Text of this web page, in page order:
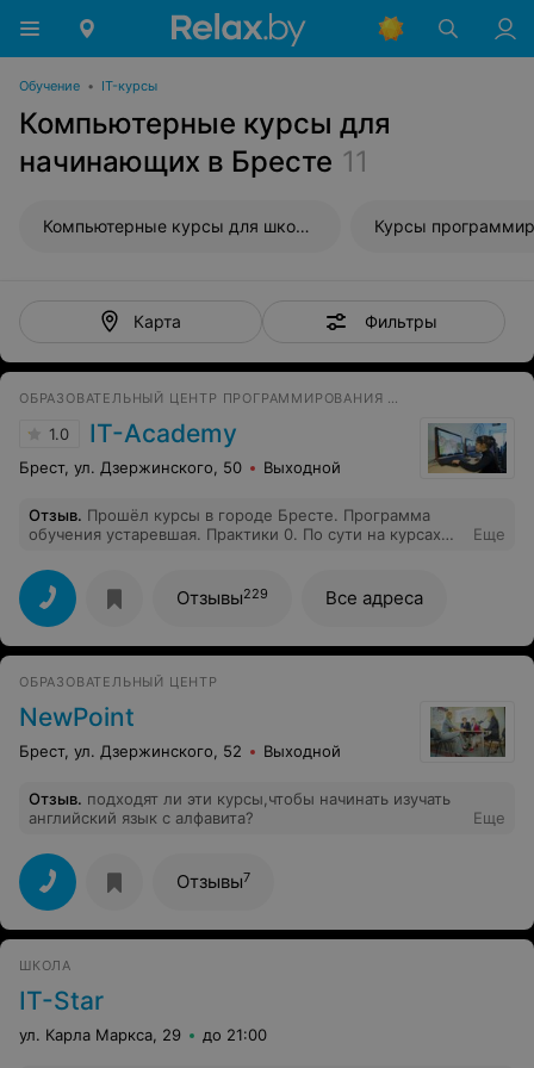
Обучение • IT-курсы
Компьютерные курсы для
начинающих в Бресте 11
Компьютерные курсы для школьников
Карта Фильтры
ОБРАЗОВАТЕЛЬНЫЙ ЦЕНТР ПРОГРАММИРОВАНИЯ И ВЫСОКИХ ТЕХНОЛОГИЙ
1.0 IT-Academy
Брест, ул. Дзержинского, 50 Выходной
Отзыв. Прошёл курсы в городе Бресте. Программа
обучения устаревшая. Практики 0. По сути на курсах
же успехом лучше бесплатно поучиться на ютубе.
Еще
Отзывы229 Все адреса
ОБРАЗОВАТЕЛЬНЫЙ ЦЕНТР
NewPoint
Брест, ул. Дзержинского, 52 Выходной
Отзыв. подходят ли эти курсы,чтобы начинать изучать
английский язык с алфавита?
Еще
Отзывы7
ШКОЛА
IT-Star
ул. Карла Маркса, 29 до 21:00